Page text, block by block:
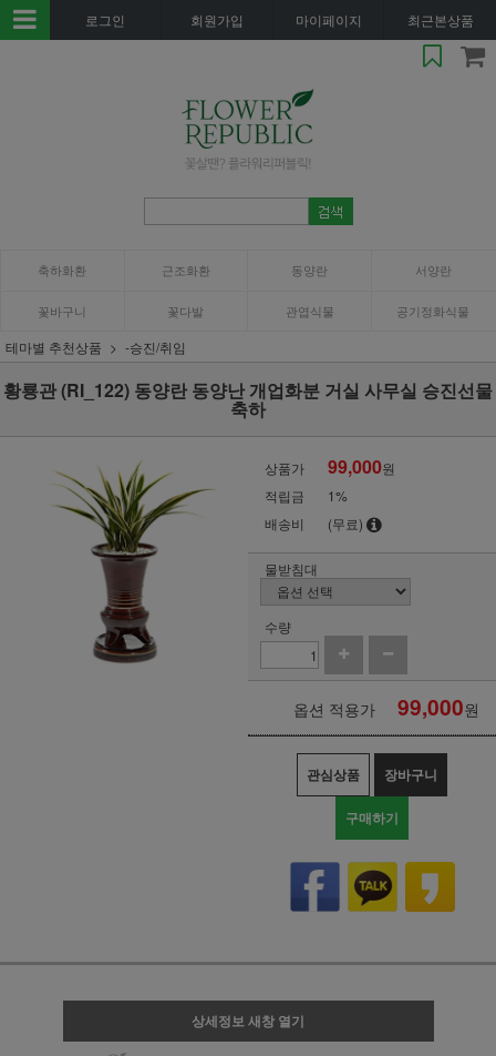
로그인 회원가입 마이페이지 최근본상품
축하화환 근조화환 동양란 서양란
꽃바구니 꽃다발 관엽식물 공기정화식물
테마별 추천상품 -승진/취임
황룡관 (RI_122) 동양란 동양난 개업화분 거실 사무실 승진선물
축하
상품가 99,000원
적립금
1%
배송비
(무료)
물받침대
수량
옵션 적용가 99,000원
관심상품 장바구니
구매하기
상세정보 새창 열기